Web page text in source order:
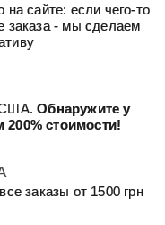
на сайте: если чего-то
заказа - мы сделаем
США.Обнаружите у
стоимости!
заказы от 1500 грн